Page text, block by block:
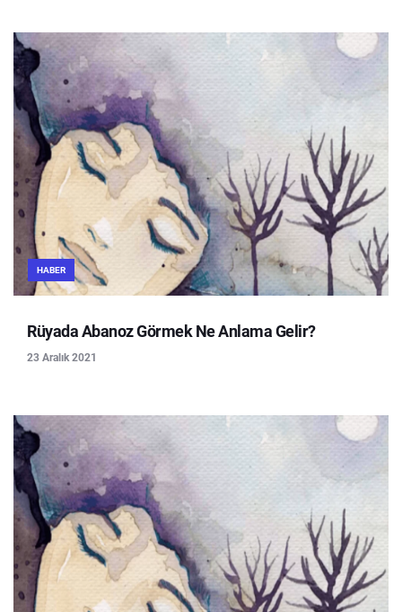
HABER
Rüyada Abanoz Görmek Ne Anlama Gelir?
23 Aralık 2021